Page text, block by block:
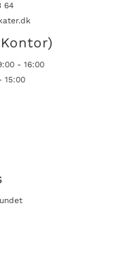
64
- 16:00
15:00